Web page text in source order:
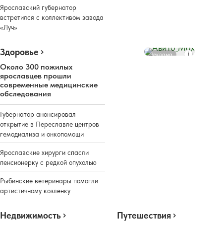
Ярославский губернатор
встретился с коллективом завода
«Луч»
Здоровье
Около 300 пожилых
ярославцев прошли
современные медицинские
обследования
Губернатор анонсировал
открытие в Переславле центров
гемодиализа и онкопомощи
Ярославские хирурги спасли
пенсионерку с редкой опухолью
Рыбинские ветеринары помогли
артистичному козленку
Реклама
Недвижимость Путешествия